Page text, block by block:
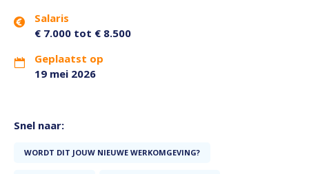
Salaris
€ 7.000 tot € 8.500
Geplaatst op
19 mei 2026
Snel naar:
WORDT DIT JOUW NIEUWE WERKOMGEVING?